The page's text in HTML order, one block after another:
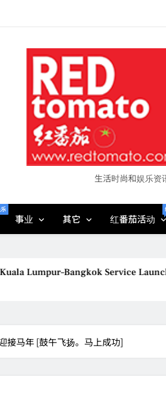
生活时尚和娱乐资
事业 其它 红番茄活动
Lumpur–Bangkok Service Launch
接马年 [鼓午飞扬。马上成功]